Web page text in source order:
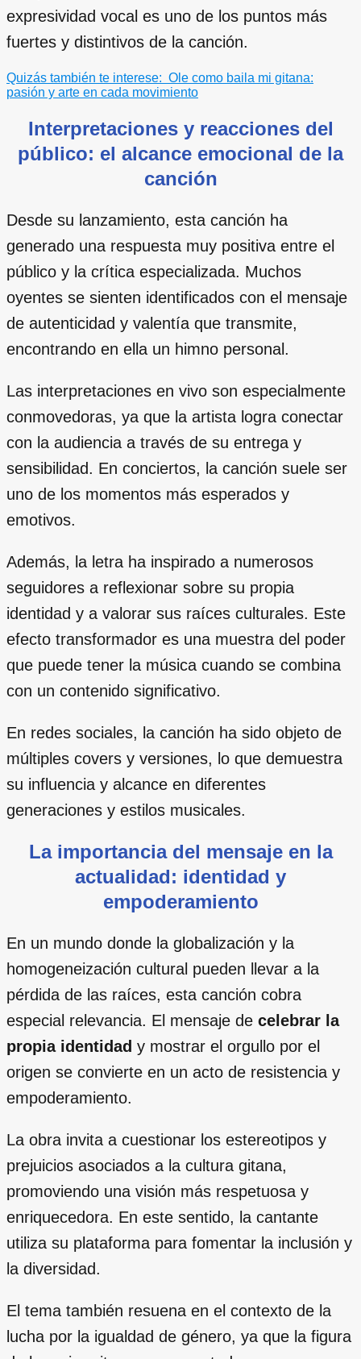
expresividad vocal es uno de los puntos más
fuertes y distintivos de la canción.
Quizás también te interese: Ole como baila mi gitana:
pasión y arte en cada movimiento
Interpretaciones y reacciones del
público: el alcance emocional de la
canción
Desde su lanzamiento, esta canción ha
generado una respuesta muy positiva entre el
público y la crítica especializada. Muchos
oyentes se sienten identificados con el mensaje
de autenticidad y valentía que transmite,
encontrando en ella un himno personal.
Las interpretaciones en vivo son especialmente
conmovedoras, ya que la artista logra conectar
con la audiencia a través de su entrega y
sensibilidad. En conciertos, la canción suele ser
uno de los momentos más esperados y
emotivos.
Además, la letra ha inspirado a numerosos
seguidores a reflexionar sobre su propia
identidad y a valorar sus raíces culturales. Este
efecto transformador es una muestra del poder
que puede tener la música cuando se combina
con un contenido significativo.
En redes sociales, la canción ha sido objeto de
múltiples covers y versiones, lo que demuestra
su influencia y alcance en diferentes
generaciones y estilos musicales.
La importancia del mensaje en la
actualidad: identidad y
empoderamiento
En un mundo donde la globalización y la
homogeneización cultural pueden llevar a la
pérdida de las raíces, esta canción cobra
especial relevancia. El mensaje de celebrar la
propia identidad y mostrar el orgullo por el
origen se convierte en un acto de resistencia y
empoderamiento.
La obra invita a cuestionar los estereotipos y
prejuicios asociados a la cultura gitana,
promoviendo una visión más respetuosa y
enriquecedora. En este sentido, la cantante
utiliza su plataforma para fomentar la inclusión y
la diversidad.
El tema también resuena en el contexto de la
lucha por la igualdad de género, ya que la figura